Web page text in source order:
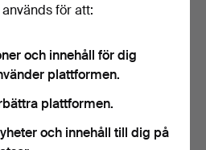
PENTTI SARPANEVA. Ring
och paret örhängen,…
Klubbades 23 jul 2026
1 bud
för att:
och innehåll för dig
plattformen.
plattformen.
och innehåll till dig på